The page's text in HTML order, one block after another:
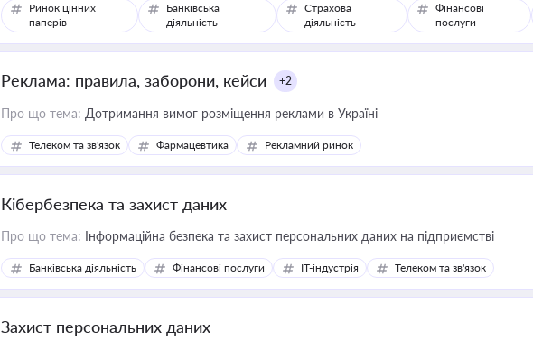
Ринок цінних
паперів
Банківська
діяльність
Страхова
діяльність
Фінансові
послуги
Реклама: правила, заборони, кейси +2
Про що тема: Дотримання вимог розміщення реклами в Україні
Телеком та зв'язок Фармацевтика Рекламний ринок
Кібербезпека та захист даних
Про що тема: Інформаційна безпека та захист персональних даних на підприємстві
Банківська діяльність Фінансові послуги IT-індустрія Телеком та зв'язок
Захист персональних даних